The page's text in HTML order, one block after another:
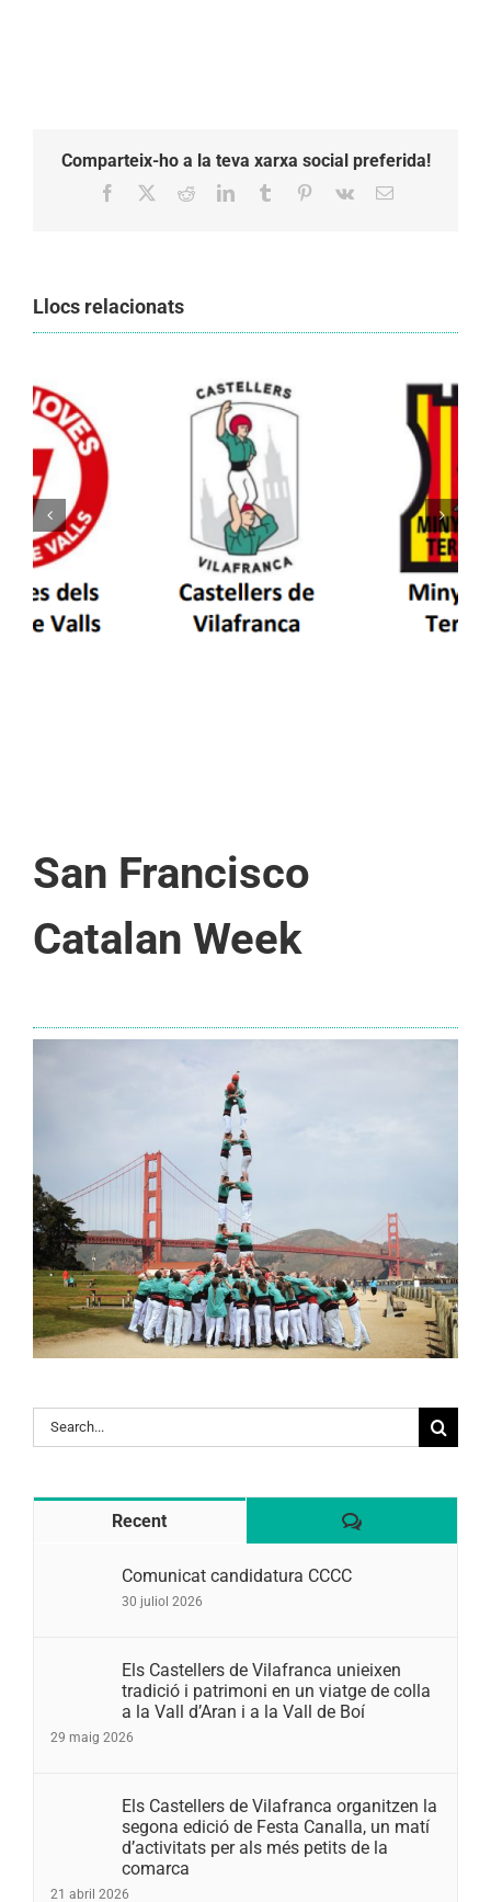
Comparteix-ho a la teva xarxa social preferida!
Facebook RedditLinkedInTumblr Pinterest
Vk Email:
Llocs relacionats
Els Castellers de Vilafranca unieixen tradició i
patrimoni en un viatge de colla a la Vall
d’Aran i a la Vall de Boí
San Francisco
Catalan Week
Search
for:
Recent Comentaris
Comunicat candidatura CCCC
30 juliol 2026
Els Castellers de Vilafranca unieixen
tradició i patrimoni en un viatge de colla
a la Vall d’Aran i a la Vall de Boí
29 maig 2026
Els Castellers de Vilafranca organitzen la
segona edició de Festa Canalla, un matí
d’activitats per als més petits de la
comarca
21 abril 2026